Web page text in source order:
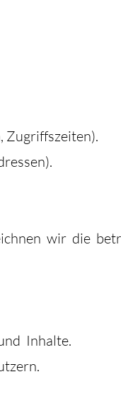
Zugriffszeiten).
wir die
Inhalte.